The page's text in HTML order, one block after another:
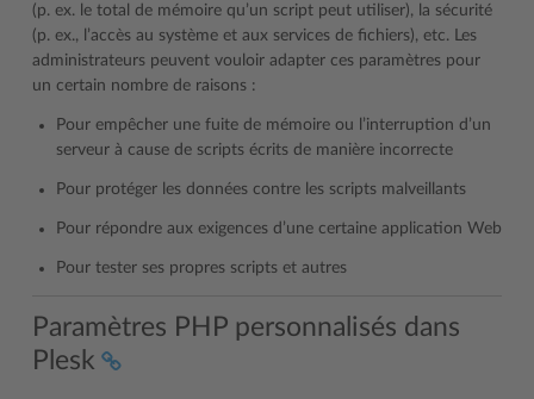
(p. ex. le total de mémoire qu’un script peut utiliser), la sécurité
(p. ex., l’accès au système et aux services de fichiers), etc. Les
administrateurs peuvent vouloir adapter ces paramètres pour
un certain nombre de raisons :
Pour empêcher une fuite de mémoire ou l’interruption d’un
serveur à cause de scripts écrits de manière incorrecte
Pour protéger les données contre les scripts malveillants
Pour répondre aux exigences d’une certaine application Web
Pour tester ses propres scripts et autres
Paramètres PHP personnalisés dans
Plesk